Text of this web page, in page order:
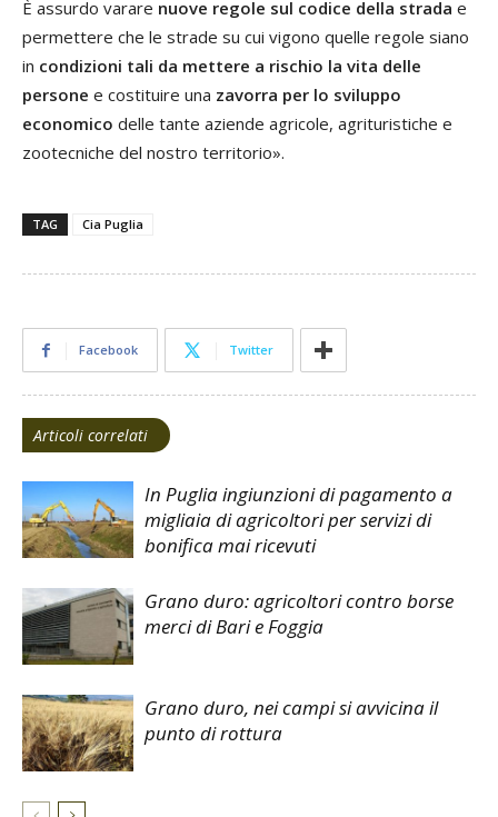
È assurdo varare nuove regole sul codice della strada e
permettere che le strade su cui vigono quelle regole siano
in condizioni tali da mettere a rischio la vita delle
persone e costituire una zavorra per lo sviluppo
economico delle tante aziende agricole, agrituristiche e
zootecniche del nostro territorio».
TAG Cia Puglia
Facebook Twitter
Articoli correlati
In Puglia ingiunzioni di pagamento a
migliaia di agricoltori per servizi di
bonifica mai ricevuti
Grano duro: agricoltori contro borse
merci di Bari e Foggia
Grano duro, nei campi si avvicina il
punto di rottura